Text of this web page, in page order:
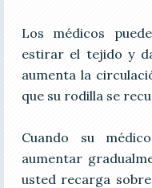
Los médicos
estirar el tejido y
aumenta la
que su rodilla se
Cuando su
aumentar
usted recarga